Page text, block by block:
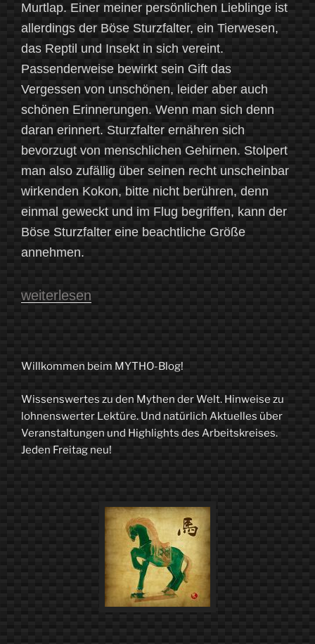
Murtlap. Einer meiner persönlichen Lieblinge ist
allerdings der Böse Sturzfalter, ein Tierwesen,
das Reptil und Insekt in sich vereint.
Passenderweise bewirkt sein Gift das
Vergessen von unschönen, leider aber auch
schönen Erinnerungen. Wenn man sich denn
daran erinnert. Sturzfalter ernähren sich
bevorzugt von menschlichen Gehirnen. Stolpert
man also zufällig über seinen recht unscheinbar
wirkenden Kokon, bitte nicht berühren, denn
einmal geweckt und im Flug begriffen, kann der
Böse Sturzfalter eine beachtliche Größe
annehmen.
„Tierwesen:
mythisch-
Beziehung“
weiterlesen
Willkommen beim MYTHO-Blog!
Wissenswertes zu den Mythen der Welt. Hinweise zu
lohnenswerter Lektüre. Und natürlich Aktuelles über
Veranstaltungen und Highlights des Arbeitskreises.
Jeden Freitag neu!